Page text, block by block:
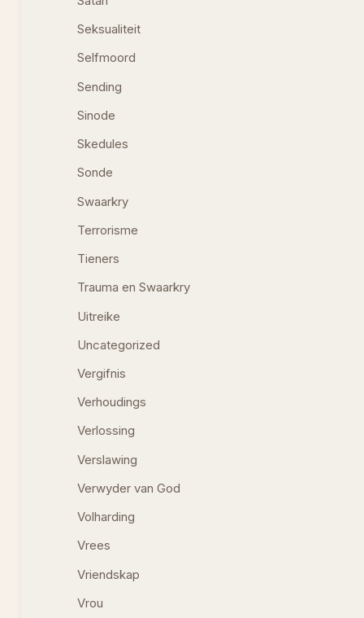
Seksualiteit
Selfmoord
Sending
Sinode
Skedules
Sonde
Swaarkry
Terrorisme
Tieners
Trauma en Swaarkry
Uitreike
Uncategorized
Vergifnis
Verhoudings
Verlossing
Verslawing
Verwyder van God
Volharding
Vrees
Vriendskap
Vrou